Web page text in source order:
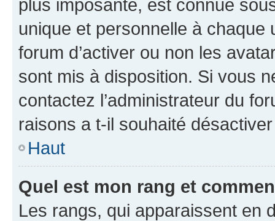
plus imposante, est connue
unique et personnelle à chaque
forum d’activer ou non les
sont mis à disposition. Si vous
contactez l’administrateur du
raisons a t-il souhaité
Haut
Quel est mon rang et
Les rangs, qui apparaissent en